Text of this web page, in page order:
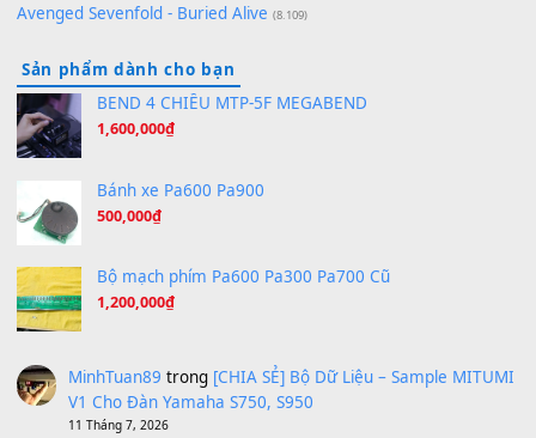
Hãy nói với em - Mỹ Tâm - Bằng Kiều
Hương Ngọc Lan (8.251)
Tiếng Đàn Hàm Oan (8.194)
Under Pressure
A Long December (8.155)
Ta Sẽ Trở Lại
Ông Hoàng Bảy (8.133)
Avenged Sevenfold - Buried Alive
Sản phẩm dành cho bạn
BEND 4 CHIỀU MTP-5F MEGABEND